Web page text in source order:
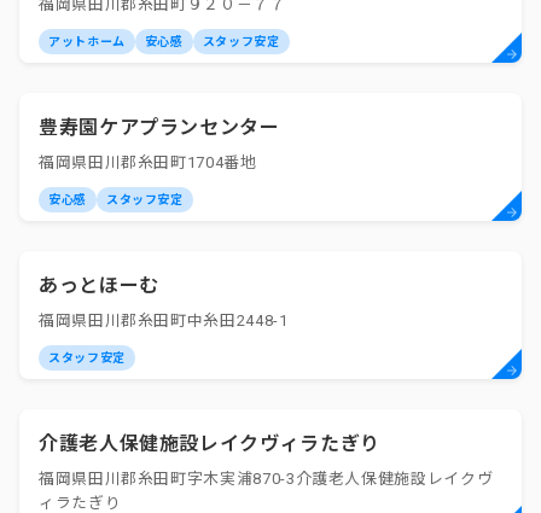
福岡県田川郡糸田町９２０－７７
アットホーム 安心感 スタッフ安定
豊寿園ケアプランセンター
福岡県田川郡糸田町1704番地
安心感 スタッフ安定
あっとほーむ
福岡県田川郡糸田町中糸田2448-1
スタッフ安定
介護老人保健施設レイクヴィラたぎり
福岡県田川郡糸田町字木実浦870-3介護老人保健施設レイクヴ
ィラたぎり